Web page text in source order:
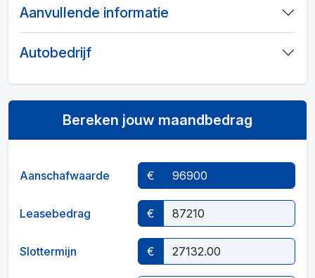
Aanvullende informatie
Autobedrijf
Bereken jouw maandbedrag
Aanschafwaarde €
Leasebedrag €
Slottermijn €